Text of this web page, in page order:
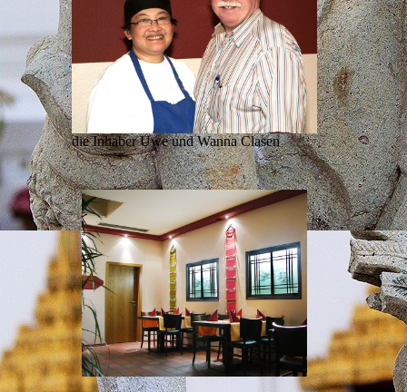
die Inhaber Uwe und Wanna Clasen